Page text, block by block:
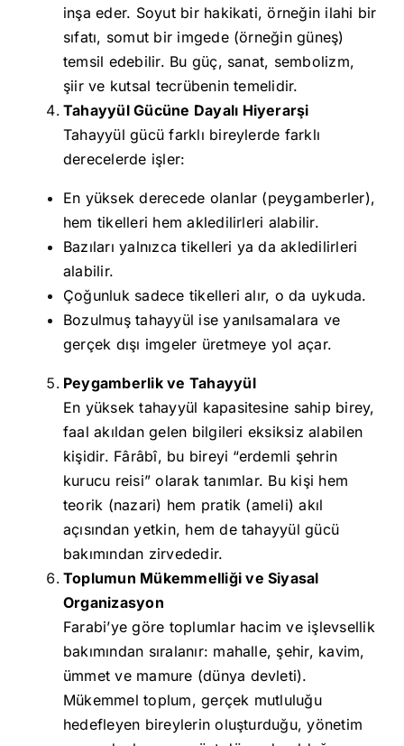
inşa eder. Soyut bir hakikati, örneğin ilahi bir
sıfatı, somut bir imgede (örneğin güneş)
temsil edebilir. Bu güç, sanat, sembolizm,
şiir ve kutsal tecrübenin temelidir.
Tahayyül Gücüne Dayalı Hiyerarşi
Tahayyül gücü farklı bireylerde farklı
derecelerde işler:
En yüksek derecede olanlar (peygamberler),
hem tikelleri hem akledilirleri alabilir.
Bazıları yalnızca tikelleri ya da akledilirleri
alabilir.
Çoğunluk sadece tikelleri alır, o da uykuda.
Bozulmuş tahayyül ise yanılsamalara ve
gerçek dışı imgeler üretmeye yol açar.
Peygamberlik ve Tahayyül
En yüksek tahayyül kapasitesine sahip birey,
faal akıldan gelen bilgileri eksiksiz alabilen
kişidir. Fârâbî, bu bireyi “erdemli şehrin
kurucu reisi” olarak tanımlar. Bu kişi hem
teorik (nazari) hem pratik (ameli) akıl
açısından yetkin, hem de tahayyül gücü
bakımından zirvededir.
Toplumun Mükemmelliği ve Siyasal
Organizasyon
Farabi’ye göre toplumlar hacim ve işlevsellik
bakımından sıralanır: mahalle, şehir, kavim,
ümmet ve mamure (dünya devleti).
Mükemmel toplum, gerçek mutluluğu
hedefleyen bireylerin oluşturduğu, yönetim